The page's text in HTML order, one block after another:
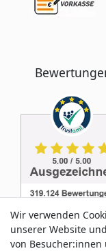
Wir verwenden
unserer Website
von Besucher:innen